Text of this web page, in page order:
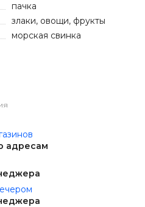
пачка
злаки, овощи, фрукты
морская свинка
адресам